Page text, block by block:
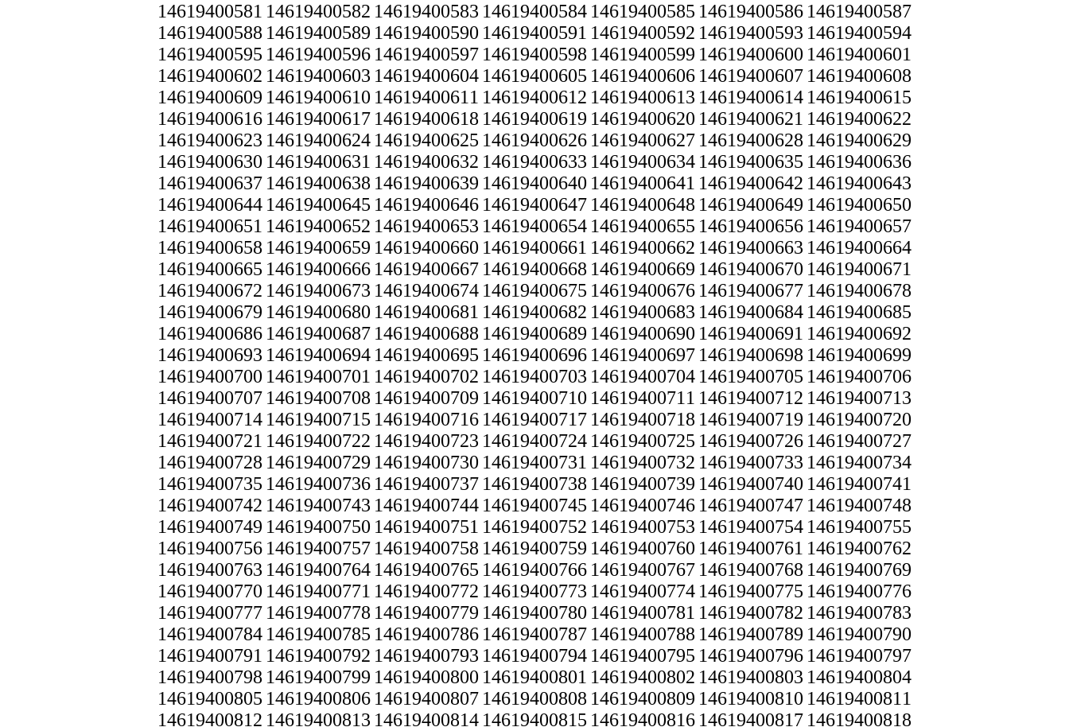
14619400581 14619400582 14619400583 14619400584 14619400585 14619400586 14619400587
14619400588 14619400589 14619400590 14619400591 14619400592 14619400593 14619400594
14619400595 14619400596 14619400597 14619400598 14619400599 14619400600 14619400601
14619400602 14619400603 14619400604 14619400605 14619400606 14619400607 14619400608
14619400609 14619400610 14619400611 14619400612 14619400613 14619400614 14619400615
14619400616 14619400617 14619400618 14619400619 14619400620 14619400621 14619400622
14619400623 14619400624 14619400625 14619400626 14619400627 14619400628 14619400629
14619400630 14619400631 14619400632 14619400633 14619400634 14619400635 14619400636
14619400637 14619400638 14619400639 14619400640 14619400641 14619400642 14619400643
14619400644 14619400645 14619400646 14619400647 14619400648 14619400649 14619400650
14619400651 14619400652 14619400653 14619400654 14619400655 14619400656 14619400657
14619400658 14619400659 14619400660 14619400661 14619400662 14619400663 14619400664
14619400665 14619400666 14619400667 14619400668 14619400669 14619400670 14619400671
14619400672 14619400673 14619400674 14619400675 14619400676 14619400677 14619400678
14619400679 14619400680 14619400681 14619400682 14619400683 14619400684 14619400685
14619400686 14619400687 14619400688 14619400689 14619400690 14619400691 14619400692
14619400693 14619400694 14619400695 14619400696 14619400697 14619400698 14619400699
14619400700 14619400701 14619400702 14619400703 14619400704 14619400705 14619400706
14619400707 14619400708 14619400709 14619400710 14619400711 14619400712 14619400713
14619400714 14619400715 14619400716 14619400717 14619400718 14619400719 14619400720
14619400721 14619400722 14619400723 14619400724 14619400725 14619400726 14619400727
14619400728 14619400729 14619400730 14619400731 14619400732 14619400733 14619400734
14619400735 14619400736 14619400737 14619400738 14619400739 14619400740 14619400741
14619400742 14619400743 14619400744 14619400745 14619400746 14619400747 14619400748
14619400749 14619400750 14619400751 14619400752 14619400753 14619400754 14619400755
14619400756 14619400757 14619400758 14619400759 14619400760 14619400761 14619400762
14619400763 14619400764 14619400765 14619400766 14619400767 14619400768 14619400769
14619400770 14619400771 14619400772 14619400773 14619400774 14619400775 14619400776
14619400777 14619400778 14619400779 14619400780 14619400781 14619400782 14619400783
14619400784 14619400785 14619400786 14619400787 14619400788 14619400789 14619400790
14619400791 14619400792 14619400793 14619400794 14619400795 14619400796 14619400797
14619400798 14619400799 14619400800 14619400801 14619400802 14619400803 14619400804
14619400805 14619400806 14619400807 14619400808 14619400809 14619400810 14619400811
14619400812 14619400813 14619400814 14619400815 14619400816 14619400817 14619400818